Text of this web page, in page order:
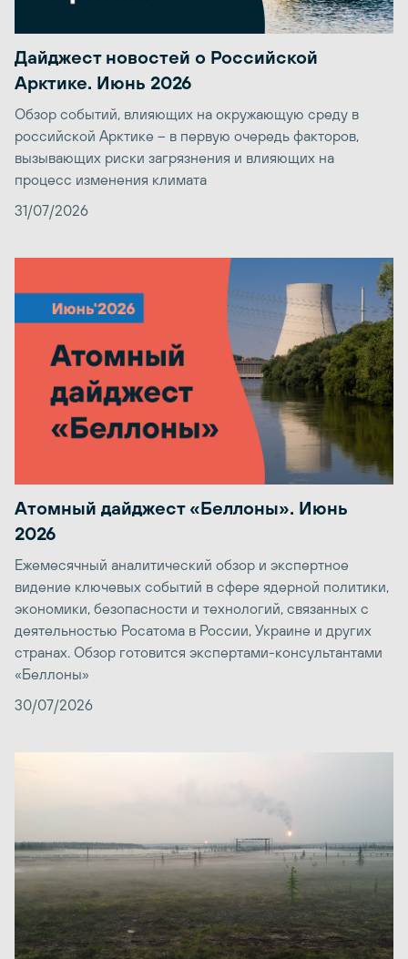
Дайджест новостей о Российской
Арктике. Июнь 2026
Обзор событий, влияющих на окружающую среду в
российской Арктике – в первую очередь факторов,
вызывающих риски загрязнения и влияющих на
процесс изменения климата
31/07/2026
Атомный дайджест «Беллоны». Июнь
2026
Ежемесячный аналитический обзор и экспертное
видение ключевых событий в сфере ядерной политики,
экономики, безопасности и технологий, связанных с
деятельностью Росатома в России, Украине и других
странах. Обзор готовится экспертами-консультантами
«Беллоны»
30/07/2026